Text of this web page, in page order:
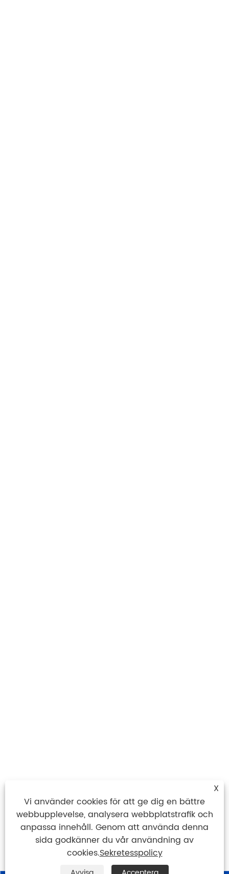
X
Vi använder cookies för att ge dig en bättre
webbupplevelse, analysera webbplatstrafik och
anpassa innehåll. Genom att använda denna
sida godkänner du vår användning av
cookies.Sekretesspolicy